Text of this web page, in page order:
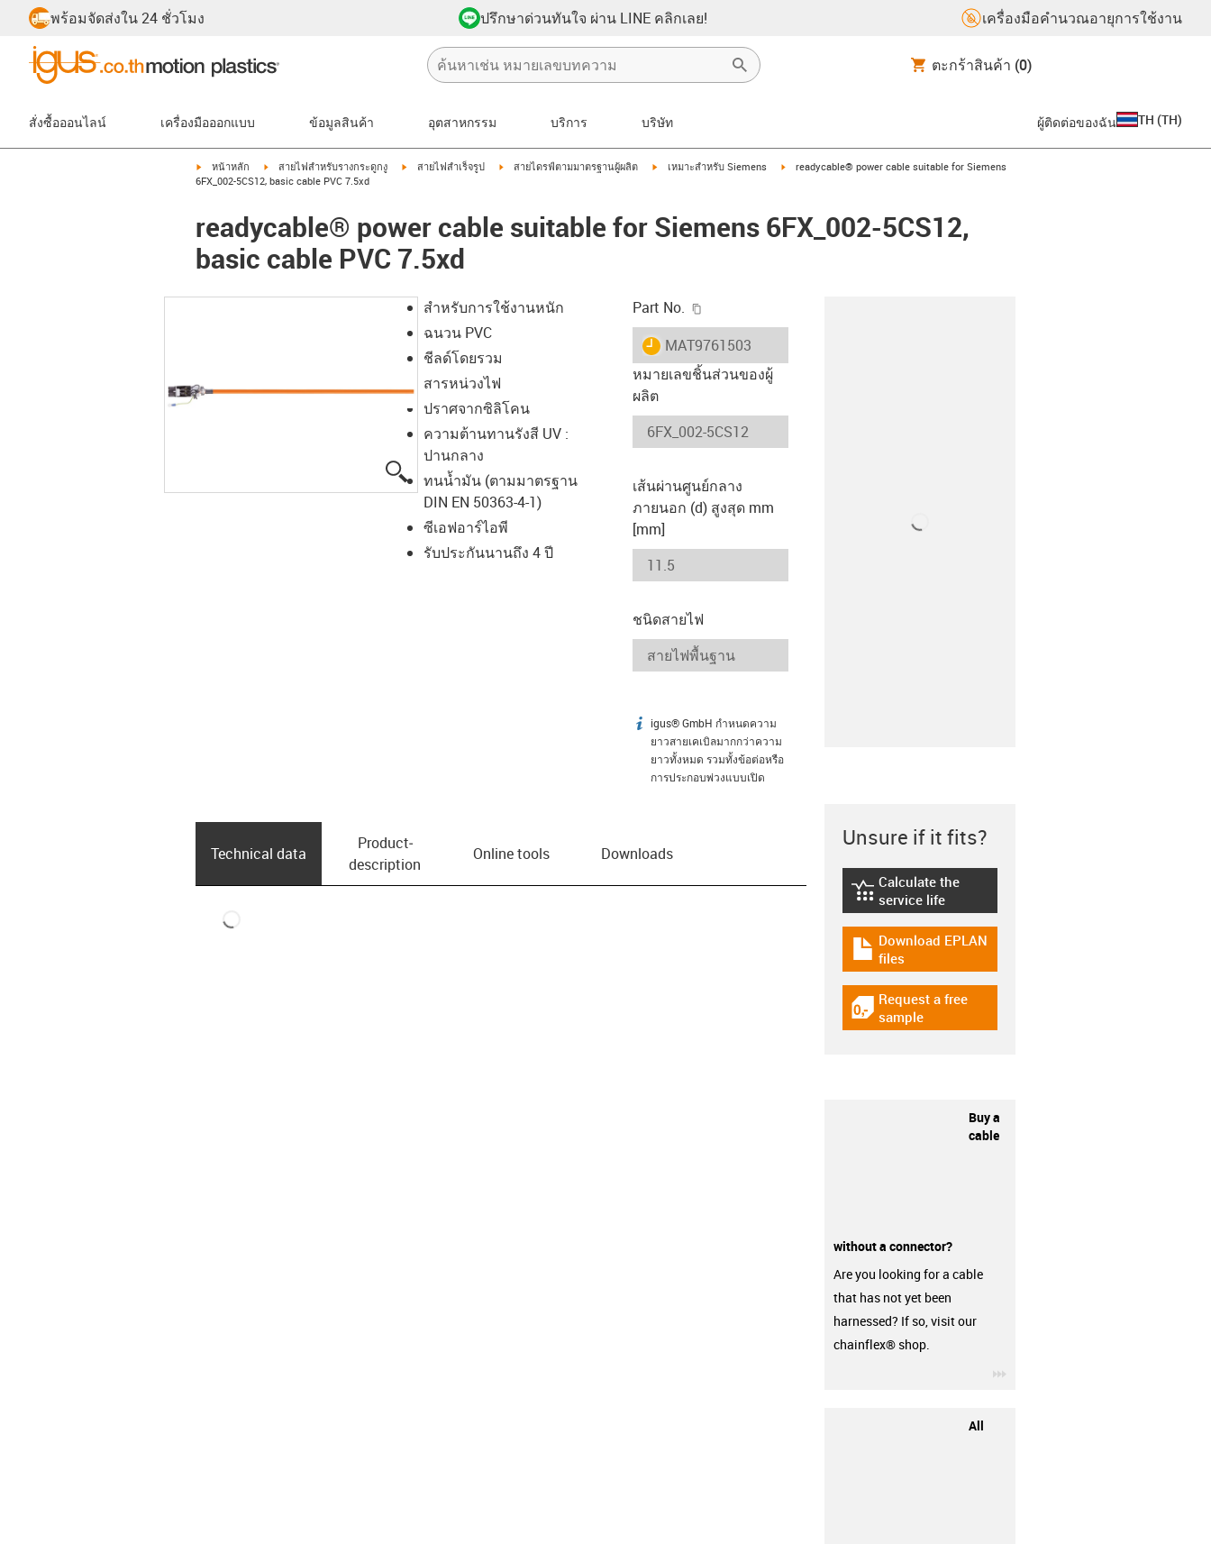
พร้อมจัดส่งใน 24 ชั่วโมง ปรึกษาด่วนทันใจ ผ่าน LINE คลิกเลย! เครื่องมือคำนวณอายุการใช้งาน
ตะกร้าสินค้า (0)
สั่งซื้อออนไลน์ เครื่องมือออกแบบ ข้อมูลสินค้า อุตสาหกรรม บริการ บริษัท ผู้ติดต่อของฉัน TH (TH)
igus-icon-arrow-right
หน้าหลัก igus-icon-arrow-right
สายไฟสำหรับรางกระดูกงู igus-icon-arrow-right
สายไฟสำเร็จรูป igus-icon-arrow-right
สายไดรฟ์ตามมาตรฐานผู้ผลิต igus-icon-arrow-right
เหมาะสำหรับ Siemens igus-icon-arrow-right
readycable® power cable suitable for Siemens
6FX_002-5CS12, basic cable PVC 7.5xd
readycable® power cable suitable for Siemens 6FX_002-5CS12,
basic cable PVC 7.5xd
igus-icon-lupe
สำหรับการใช้งานหนัก
ฉนวน PVC
ชีลด์โดยรวม
สารหน่วงไฟ
ปราศจากซิลิโคน
ความต้านทานรังสี UV :
ปานกลาง
ทนน้ำมัน (ตามมาตรฐาน
DIN EN 50363-4-1)
ซีเอฟอาร์ไอพี
รับประกันนานถึง 4 ปี
Part No.
igus-icon-lieferzeit
MAT9761503
หมายเลขชิ้นส่วนของผู้
ผลิต
เส้นผ่านศูนย์กลาง
ภายนอก (d) สูงสุด mm
[mm]
ชนิดสายไฟ
igus-icon-info
igus® GmbH กำหนดความ
ยาวสายเคเบิลมากกว่าความ
ยาวทั้งหมด รวมทั้งข้อต่อหรือ
การประกอบพ่วงแบบเปิด
Technical data
Product­
description
Online tools Downloads
Unsure if it fits?
igus-icon-lebensdauerrechner
Calculate the
service life
igus-icon-download-plan
Download EPLAN
files
igus-icon-gratismuster
Request a free
sample
Buy a
cable
without a connector?
Are you looking for a cable
that has not yet been
harnessed? If so, visit our
chainflex® shop.
All